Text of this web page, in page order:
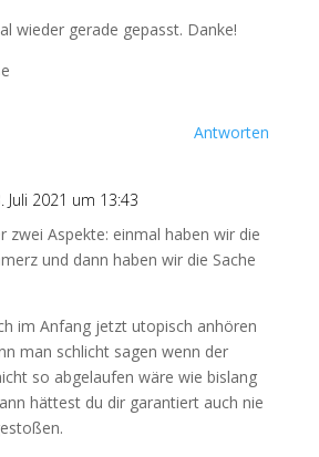
wieder gerade gepasst. Danke!
Antworten
Juli 2021 um 13:43
zwei Aspekte: einmal haben wir die
und dann haben wir die Sache
im Anfang jetzt utopisch anhören
man schlicht sagen wenn der
so abgelaufen wäre wie bislang
hättest du dir garantiert auch nie